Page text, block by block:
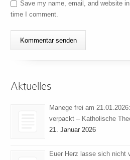
Save my name, email, and website
time I comment.
Aktuelles
Manege frei am
verpackt – Katholische
21. Januar 2026
Euer Herz lasse sich nicht